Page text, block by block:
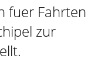
fuer Fahrten
zur